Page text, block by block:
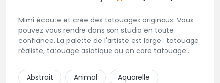
Mimi écoute et crée des tatouages originaux. Vous
pouvez vous rendre dans son studio en toute
confiance. La palette de l'artiste est large : tatouage
réaliste, tatouage asiatique ou en core tatouage
construire un projet qui vous ressemble.
Abstrait Animal
Aquarelle